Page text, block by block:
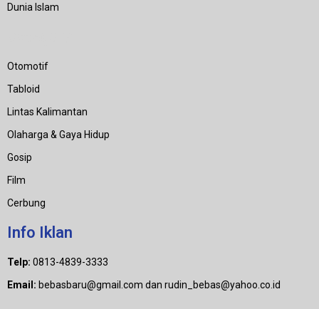
Dunia Islam
Otomotif
Tabloid
Lintas Kalimantan
Olaharga & Gaya Hidup
Gosip
Film
Cerbung
Info Iklan
Telp: 0813-4839-3333
Email: bebasbaru@gmail.com dan rudin_bebas@yahoo.co.id